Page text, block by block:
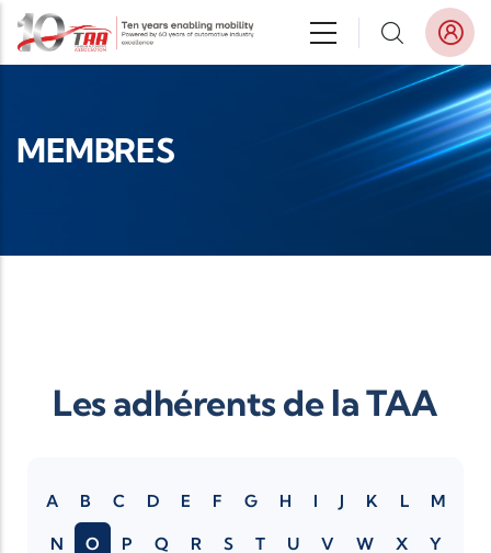
Aller au contenu principal
MEMBRES
Les adhérents de la TAA
A B C D E F G H I J K L M
N O P Q R S T U V W X Y